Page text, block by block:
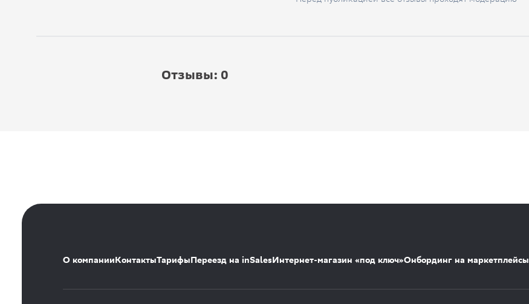
Отзывы: 0
О компанииКонтактыТарифыПереезд на inSalesИнтернет-магазин «под ключ»Онбординг на маркетплейсы